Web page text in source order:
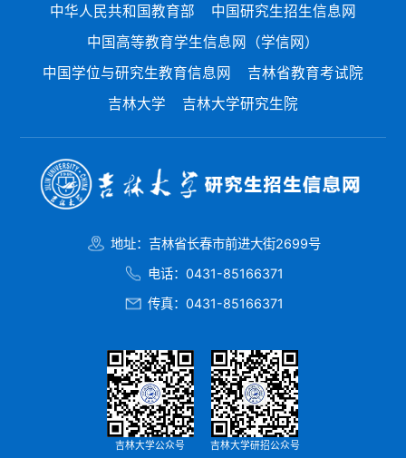
中华人民共和国教育部
中国研究生招生信息网
中国高等教育学生信息网（学信网）
中国学位与研究生教育信息网
吉林省教育考试院
吉林大学
吉林大学研究生院
地址：吉林省长春市前进大街2699号
电话：0431-85166371
传真：0431-85166371
吉林大学公众号 吉林大学研招公众号